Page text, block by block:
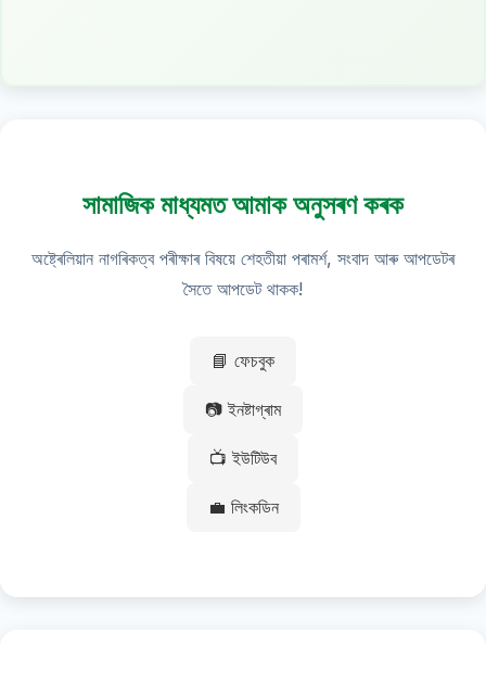
সামাজিক মাধ্যমত আমাক অনুসৰণ কৰক
অষ্ট্ৰেলিয়ান নাগৰিকত্ব পৰীক্ষাৰ বিষয়ে শেহতীয়া পৰামৰ্শ, সংবাদ আৰু আপডেটৰ
সৈতে আপডেট থাকক!
📘 ফেচবুক
📷 ইনষ্টাগ্ৰাম
📺 ইউটিউব
💼 লিংকডিন